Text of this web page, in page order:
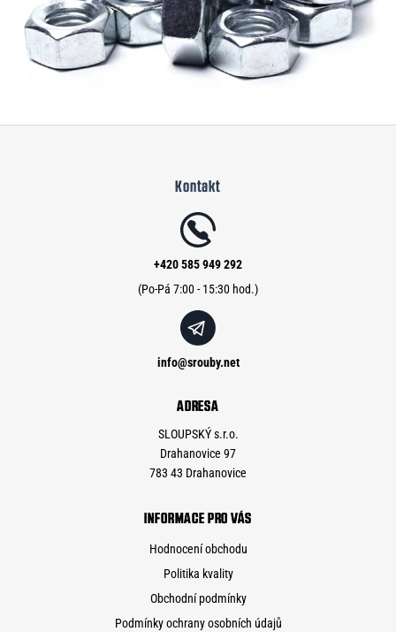
Kontakt
info@srouby.net
+420 585 949 292
ADRESA
SLOUPSKÝ s.r.o.
Drahanovice 97
783 43 Drahanovice
INFORMACE PRO VÁS
Hodnocení obchodu
Politika kvality
Obchodní podmínky
Podmínky ochrany osobních údajů